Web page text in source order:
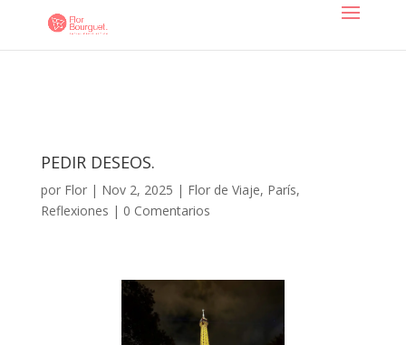
PEDIR DESEOS.
por Flor| Nov 2, 2025 | Flor de Viaje, París,
Reflexiones | 0 Comentarios